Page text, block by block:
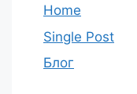
Home
Single Post
Блог